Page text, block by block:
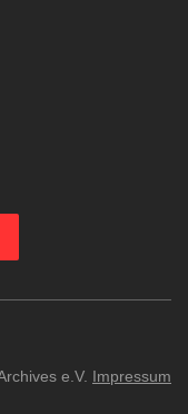
e.V. Impressum